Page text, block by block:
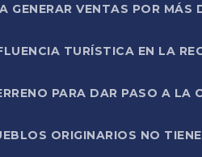
GENERAR VENTAS POR
TURÍSTICA EN LA
PARA DAR PASO A
ORIGINARIOS NO